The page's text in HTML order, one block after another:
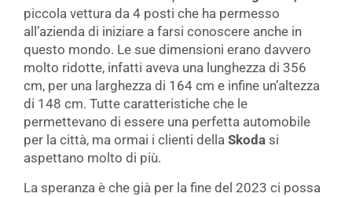
piccola vettura da 4 posti che ha permesso
all’azienda di iniziare a farsi conoscere anche in
questo mondo. Le sue dimensioni erano davvero
molto ridotte, infatti aveva una lunghezza di 356
cm, per una larghezza di 164 cm e infine un’altezza
di 148 cm. Tutte caratteristiche che le
permettevano di essere una perfetta automobile
per la città, ma ormai i clienti della Skoda si
aspettano molto di più.
La speranza è che già per la fine del 2023 ci possa